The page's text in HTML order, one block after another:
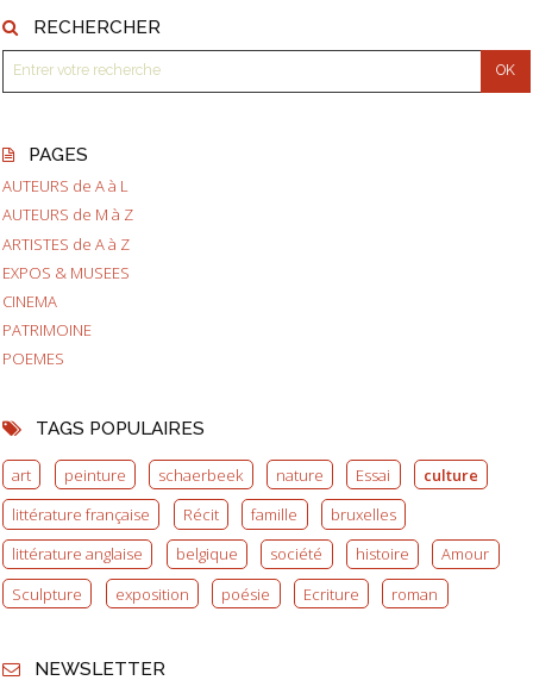
RECHERCHER
PAGES
AUTEURS de A à L
AUTEURS de M à Z
ARTISTES de A à Z
EXPOS & MUSEES
CINEMA
PATRIMOINE
POEMES
TAGS POPULAIRES
art peinture schaerbeek nature Essai
culture
littérature française
Récit famille
bruxelles
littérature anglaise
belgique société histoire
Amour
Sculpture
exposition poésie Ecriture roman
NEWSLETTER